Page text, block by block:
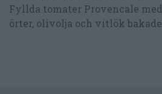
Fyllda tomater Provencale
örter, olivolja och vitlök